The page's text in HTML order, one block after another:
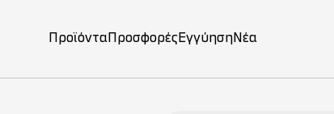
Προϊόντα Προσφορές Εγγύηση Νέα